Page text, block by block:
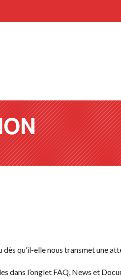
qu’il-elle nous transmet une
l’onglet FAQ, News et